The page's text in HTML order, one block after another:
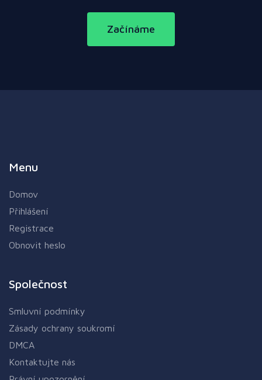
Začínáme
Menu
Domov
Přihlášení
Registrace
Obnovit heslo
Společnost
Smluvní podmínky
Zásady ochrany soukromí
DMCA
Kontaktujte nás